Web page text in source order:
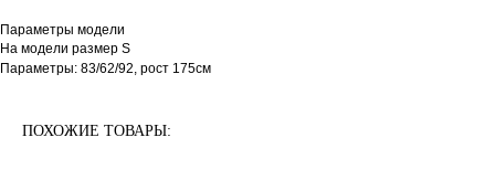
Параметры модели
На модели размер S
Параметры: 83/62/92, рост 175см
ПОХОЖИЕ ТОВАРЫ: